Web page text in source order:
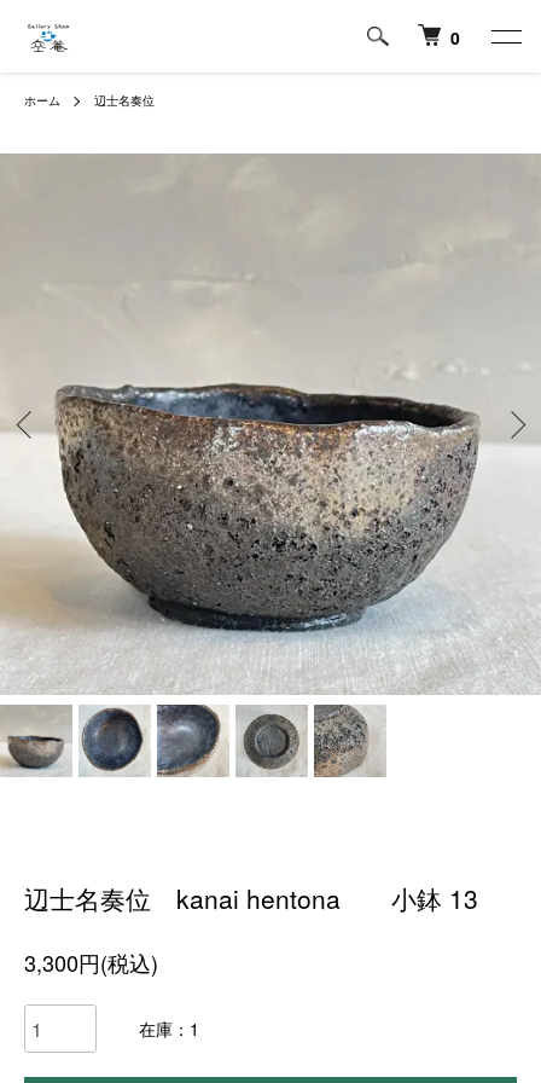
0
ホーム 辺士名奏位
辺士名奏位 kanai hentona 小鉢 13
3,300円(税込)
在庫：1